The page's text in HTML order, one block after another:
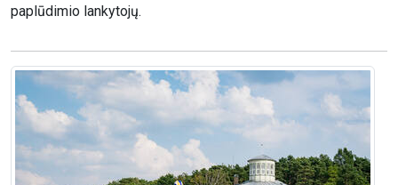
paplūdimio lankytojų.